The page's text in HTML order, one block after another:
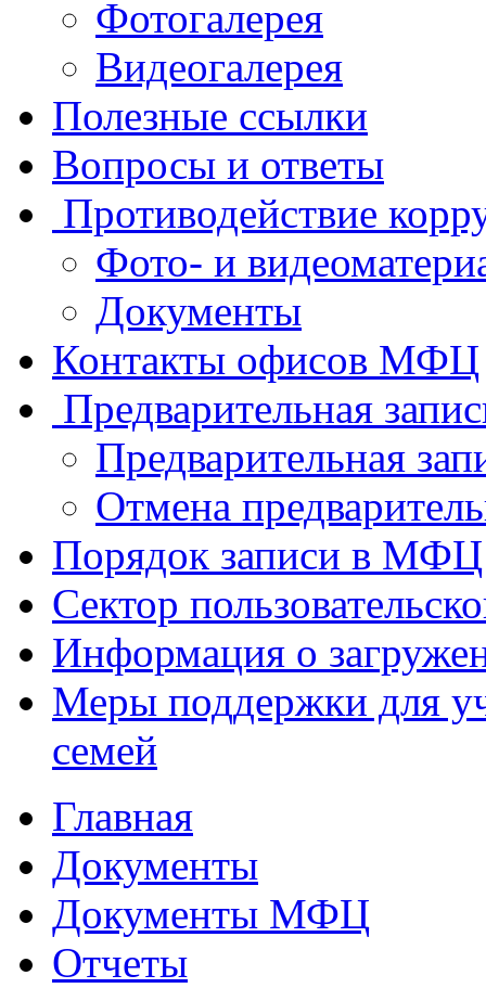
Фотогалерея
Видеогалерея
Полезные ссылки
Вопросы и ответы
Противодействие
Фото- и
Документы
Контакты офисов МФЦ
Предварительная
Предварительная
Отмена
Порядок записи в МФЦ
Сектор
Информация о
Меры поддержки для
семей
Главная
Документы
Документы МФЦ
Отчеты